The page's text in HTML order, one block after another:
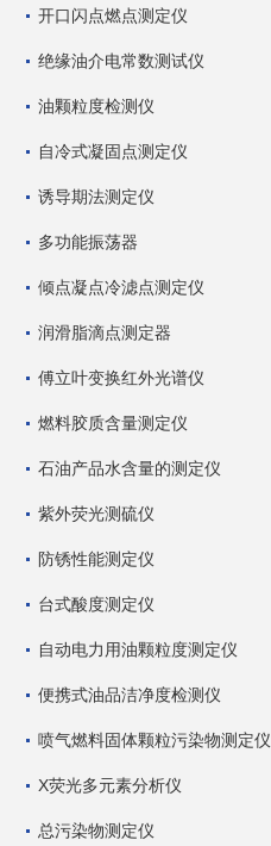
开口闪点燃点测定仪
绝缘油介电常数测试仪
油颗粒度检测仪
自冷式凝固点测定仪
诱导期法测定仪
多功能振荡器
倾点凝点冷滤点测定仪
润滑脂滴点测定器
傅立叶变换红外光谱仪
燃料胶质含量测定仪
石油产品水含量的测定仪
紫外荧光测硫仪
防锈性能测定仪
台式酸度测定仪
自动电力用油颗粒度测定仪
便携式油品洁净度检测仪
喷气燃料固体颗粒污染物测定仪
X荧光多元素分析仪
总污染物测定仪